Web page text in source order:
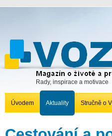
Rady, inspirace a motivace
Úvodem Aktuality Stručně o